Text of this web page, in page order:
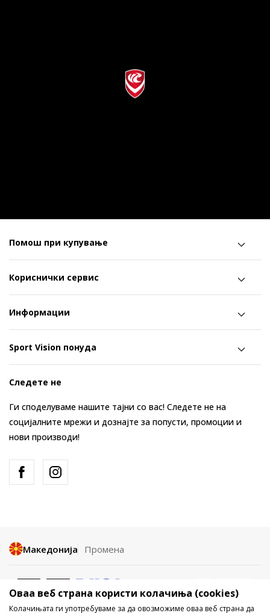
Помош при купување
Кориснички сервис
Информации
Sport Vision понуда
Следете не
Ги споделуваме нашите тајни со вас! Следете не на
социјалните мрежи и дознајте за попусти, промоции и
нови производи!
Македонија Промена
Оваа веб страна користи колачиња (cookies)
Колачињата ги употребуваме за да овозможиме оваа веб страна да